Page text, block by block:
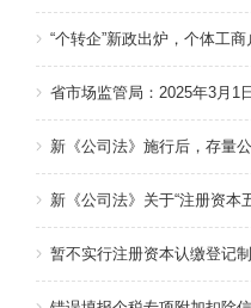
“个转企”新政出炉，个体工
省市场监管局：2025年3月1
新《公司法》施行后，存量
新《公司法》关于“注册资本
暂不实行注册资本认缴登记